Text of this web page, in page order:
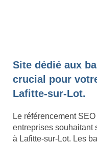
Site dédié aux
crucial pour
Lafitte-sur-Lot.
Le référencement
entreprises souhaitant
à Lafitte-sur-Lot. Les